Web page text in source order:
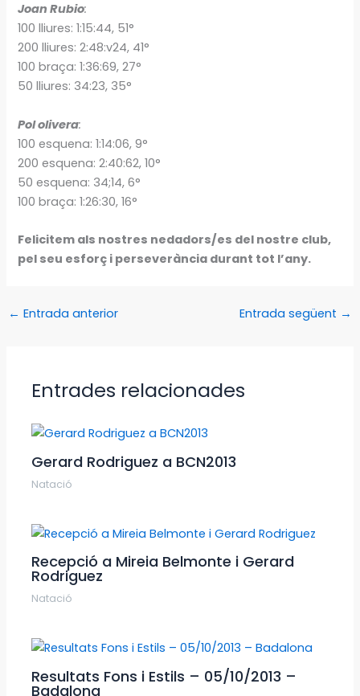
Joan Rubio:
100 lliures: 1:15:44, 51°
200 lliures: 2:48:v24, 41°
100 braça: 1:36:69, 27°
50 lliures: 34:23, 35°
Pol olivera:
100 esquena: 1:14:06, 9°
200 esquena: 2:40:62, 10°
50 esquena: 34;14, 6°
100 braça: 1:26:30, 16°
Felicitem als nostres nedadors/es del nostre club,
pel seu esforç i perseverància durant tot l’any.
← Entrada anterior Entrada següent →
Entrades relacionades
Gerard Rodriguez a BCN2013
Natació
Recepció a Mireia Belmonte i Gerard
Rodriguez
Natació
Resultats Fons i Estils – 05/10/2013 –
Badalona